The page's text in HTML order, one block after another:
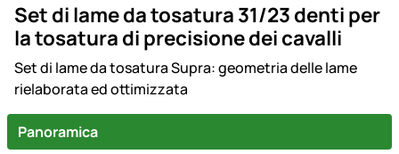
Set di lame da tosatura 31/23 denti per
la tosatura di precisione dei cavalli
Set di lame da tosatura Supra: geometria delle lame
rielaborata ed ottimizzata
Panoramica